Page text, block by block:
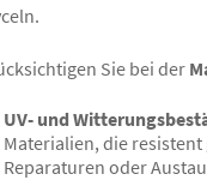
Sie bei der
UV- und
Materialien, die
Reparaturen oder